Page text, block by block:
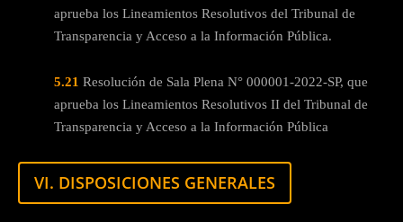
aprueba los Lineamientos Resolutivos del Tribunal de
Transparencia y Acceso a la Información Pública.
5.21 Resolución de Sala Plena N° 000001-2022-SP, que
aprueba los Lineamientos Resolutivos II del Tribunal de
Transparencia y Acceso a la Información Pública
VI. DISPOSICIONES GENERALES